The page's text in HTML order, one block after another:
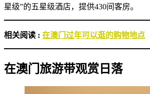
星级”的五星级酒店，提供430间客房。
相关阅读 : 在澳门过年可以逛的购物地点
在澳门旅游带观赏日落